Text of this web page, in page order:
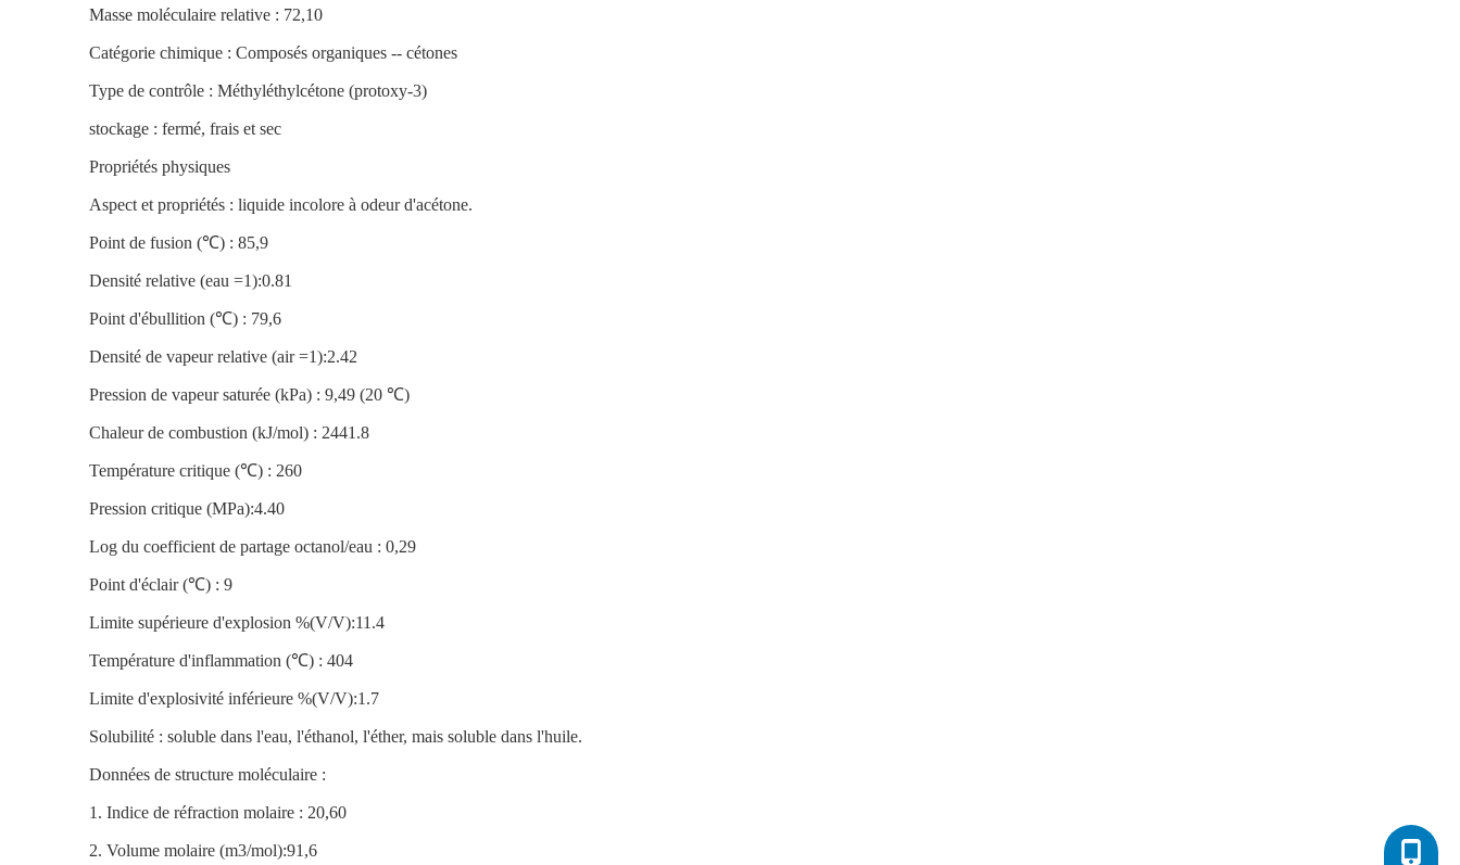
Masse moléculaire relative : 72,10
Catégorie chimique : Composés organiques -- cétones
Type de contrôle : Méthyléthylcétone (protoxy-3)
stockage : fermé, frais et sec
Propriétés physiques
Aspect et propriétés : liquide incolore à odeur d'acétone.
Point de fusion (℃) : 85,9
Densité relative (eau =1):0.81
Point d'ébullition (℃) : 79,6
Densité de vapeur relative (air =1):2.42
Pression de vapeur saturée (kPa) : 9,49 (20 ℃)
Chaleur de combustion (kJ/mol) : 2441.8
Température critique (℃) : 260
Pression critique (MPa):4.40
Log du coefficient de partage octanol/eau : 0,29
Point d'éclair (℃) : 9
Limite supérieure d'explosion %(V/V):11.4
Température d'inflammation (℃) : 404
Limite d'explosivité inférieure %(V/V):1.7
Solubilité : soluble dans l'eau, l'éthanol, l'éther, mais soluble dans l'huile.
Données de structure moléculaire :
1. Indice de réfraction molaire : 20,60
2. Volume molaire (m3/mol):91,6 0086-